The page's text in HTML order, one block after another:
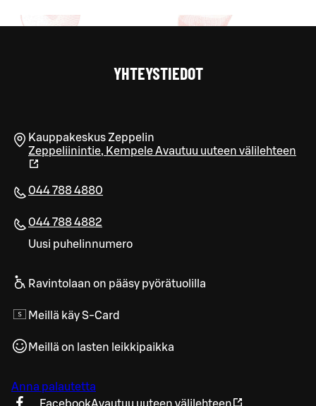
YHTEYSTIEDOT
Kauppakeskus Zeppelin
Zeppeliinintie, KempeleAvautuu uuteen välilehteen
044 788 4880
044 788 4882
Uusi puhelinnumero
Ravintolaan on pääsy pyörätuolilla
Meillä käy S-Card
Meillä on lasten leikkipaikka
Anna palautetta
FacebookAvautuu uuteen välilehteen